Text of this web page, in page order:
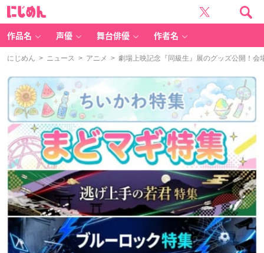
作品名 声優 舞台俳優 作者名
にじめん > ニュース > アニメ > 劇場上映記念『同級生』展のグッズ公開！会